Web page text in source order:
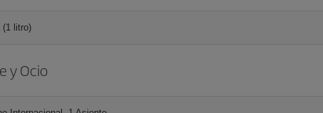
(1 litro)
y Ocio